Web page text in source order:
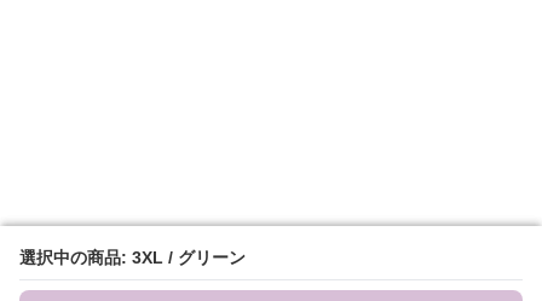
選択中の商品: 3XL / グリーン
選択中の商品: 3XL / グリーン